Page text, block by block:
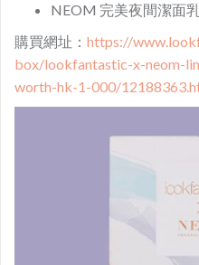
NEOM 完美夜間潔面
購買網址： https://
box/lookfantastic-x-neom-
worth-hk-1-000/